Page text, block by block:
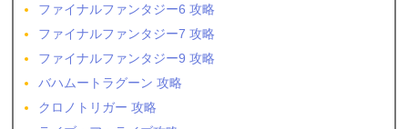
ファイナルファンタジー6 攻略
ファイナルファンタジー7 攻略
ファイナルファンタジー9 攻略
バハムートラグーン 攻略
クロノトリガー 攻略